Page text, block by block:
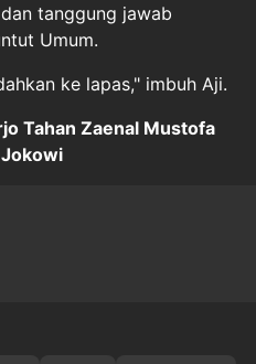
tanggung jawab
Umum.
ke lapas," imbuh Aji.
Tahan Zaenal Mustofa